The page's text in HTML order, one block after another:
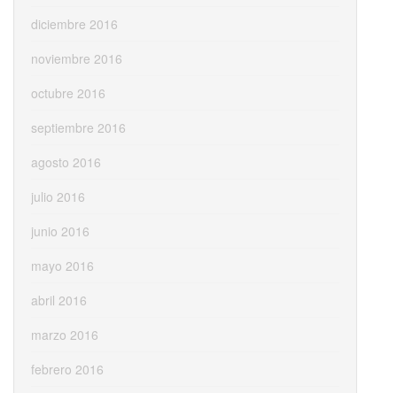
diciembre 2016
noviembre 2016
octubre 2016
septiembre 2016
agosto 2016
julio 2016
junio 2016
mayo 2016
abril 2016
marzo 2016
febrero 2016